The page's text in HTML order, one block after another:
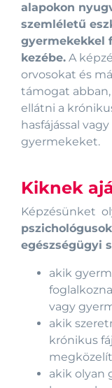
alapokon
szemléletű
gyermekekkel
kezébe. A
orvosokat és
támogat
ellátni a
hasfájással
gyermekeket.
Kiknek
Képzésünket
egészségügyi
akik
vagy
akik
krónikus
akik olyan